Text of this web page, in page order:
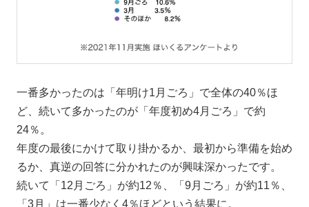
一番多かったのは「年明け1月ごろ」で全体の40％ほ
ど、続いて多かったのが「年度初め4月ごろ」で約
24％。
年度の最後にかけて取り掛かるか、最初から準備を始め
るか、真逆の回答に分かれたのが興味深かったです。
続いて「12月ごろ」が約12％、「9月ごろ」が約11％、
「3月」は一番少なく4％ほどという結果に。